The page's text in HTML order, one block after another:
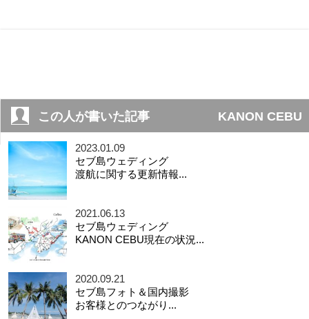
この人が書いた記事 KANON CEBU
2023.01.09
セブ島ウェディング
渡航に関する更新情報...
2021.06.13
セブ島ウェディング
KANON CEBU現在の状況...
2020.09.21
セブ島フォト＆国内撮影
お客様とのつながり...